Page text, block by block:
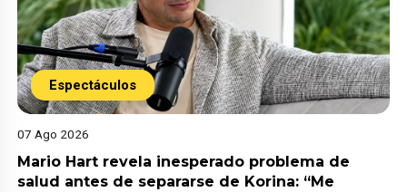
Espectáculos
07 Ago 2026
Mario Hart revela inesperado problema de
salud antes de separarse de Korina: “Me